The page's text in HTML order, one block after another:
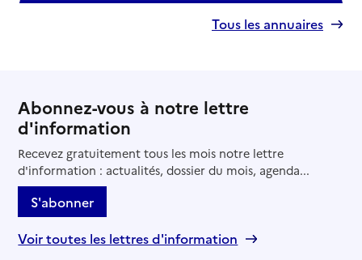
Tous les annuaires
Abonnez-vous à notre lettre
d'information
Recevez gratuitement tous les mois notre lettre
d'information : actualités, dossier du mois, agenda...
S'abonner
Voir toutes les lettres d'information